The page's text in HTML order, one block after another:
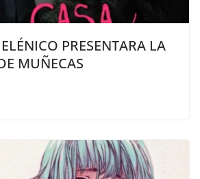
PRESENTARA LA
MUÑECAS